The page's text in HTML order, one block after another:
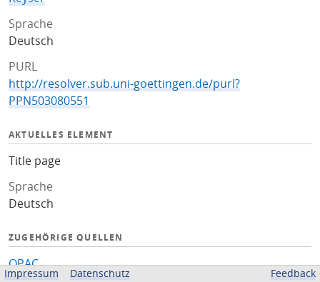
Sprache
Deutsch
PURL
http://resolver.sub.uni-goettingen.de/purl?
PPN503080551
AKTUELLES ELEMENT
Title page
Sprache
Deutsch
ZUGEHÖRIGE QUELLEN
OPAC
Impressum Datenschutz Feedback